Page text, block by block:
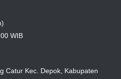
WIB
Catur Kec. Depok, Kabupaten